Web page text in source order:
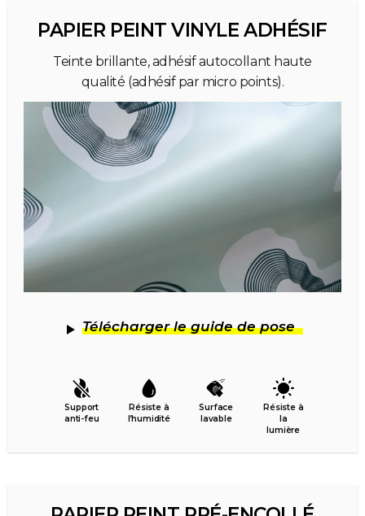
PAPIER PEINT VINYLE ADHÉSIF
Teinte brillante, adhésif autocollant haute
qualité (adhésif par micro points).
Télécharger le guide de pose
Support
anti-feu
Résiste à
l’humidité
Surface
lavable
Résiste à
la
lumière